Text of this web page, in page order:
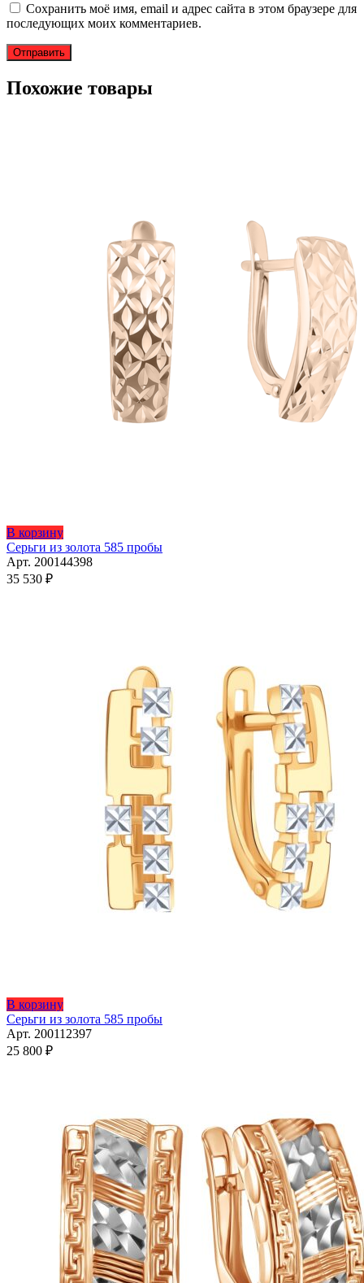
Сохранить моё имя, email и адрес сайта в этом браузере для
последующих моих комментариев.
Похожие товары
В корзину
Серьги из золота 585 пробы
Арт. 200144398
35 530 ₽
В корзину
Серьги из золота 585 пробы
Арт. 200112397
25 800 ₽